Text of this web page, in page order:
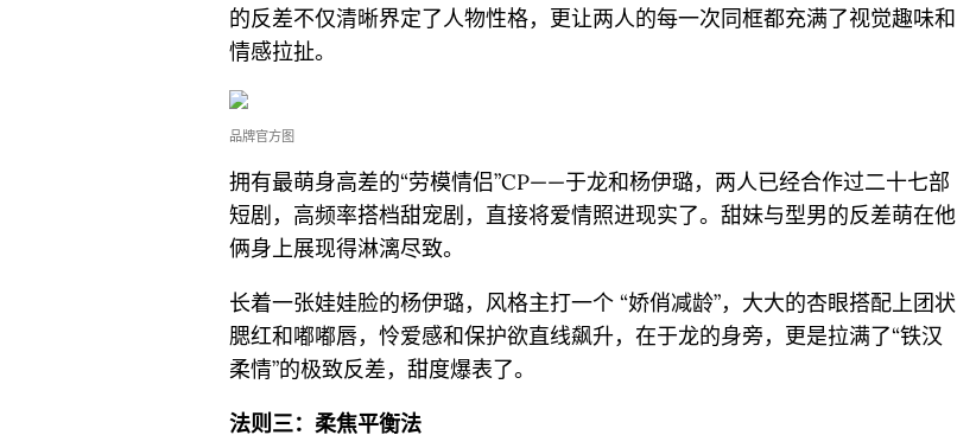
的反差不仅清晰界定了人物性格，更让两人的每一次同框都充满了视觉趣味和
情感拉扯。
品牌官方图
拥有最萌身高差的“劳模情侣”CP——于龙和杨伊璐，两人已经合作过二十七部
短剧，高频率搭档甜宠剧，直接将爱情照进现实了。甜妹与型男的反差萌在他
俩身上展现得淋漓尽致。
长着一张娃娃脸的杨伊璐，风格主打一个 “娇俏减龄”，大大的杏眼搭配上团状
腮红和嘟嘟唇，怜爱感和保护欲直线飙升，在于龙的身旁，更是拉满了“铁汉
柔情”的极致反差，甜度爆表了。
法则三：柔焦平衡法